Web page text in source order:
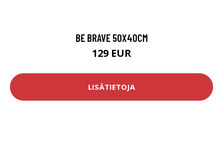
BE BRAVE 50X40CM
129 EUR
LISÄTIETOJA